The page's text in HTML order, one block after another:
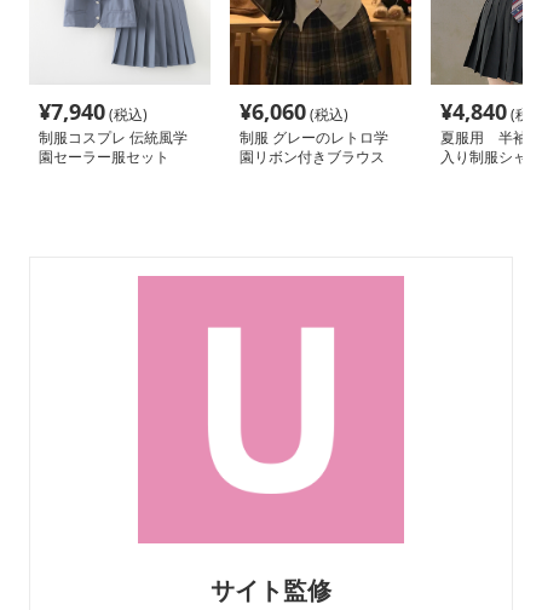
¥7,940(税込)
制服コスプレ 伝統風学
園セーラー服セット
¥6,060(税込)
制服 グレーのレトロ学
園リボン付きブラウス
¥4,840(税
夏服用 半袖
入り制服シャツ
サイト監修